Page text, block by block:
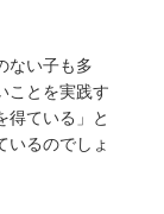
ない子も多
ことを実践す
得ている」と
いるのでしょ